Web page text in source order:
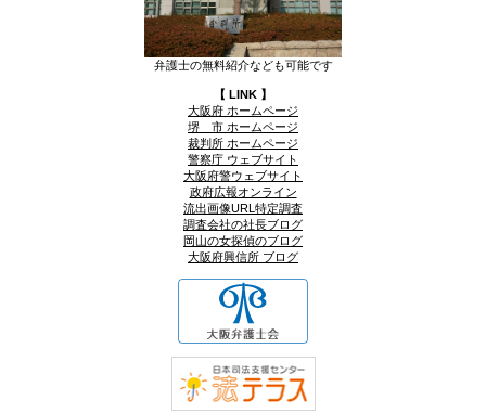
弁護士の無料紹介なども可能です
【 LINK 】
大阪府 ホームページ
堺 市 ホームページ
裁判所 ホームページ
警察庁 ウェブサイト
大阪府警ウェブサイト
政府広報オンライン
流出画像URL特定調査
調査会社の社長ブログ
岡山の女探偵のブログ
大阪府興信所 ブログ